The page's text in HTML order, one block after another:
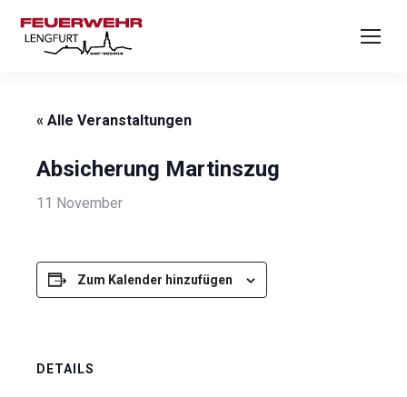
« Alle Veranstaltungen
Absicherung Martinszug
11 November
Zum Kalender hinzufügen
DETAILS